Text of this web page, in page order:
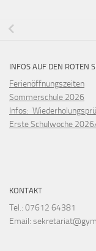
INFOS AUF DEN ROTEN
Ferienöffnungszeiten
Sommerschule 2026
Infos:
Erste Schulwoche
KONTAKT
Tel.: 07612 64381
Email: